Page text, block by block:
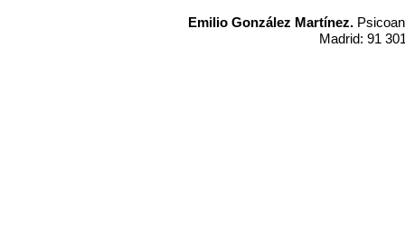
Emilio González Martínez.
Madrid: 91